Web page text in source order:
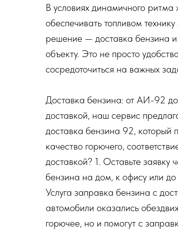
В условиях динамичного ритма
обеспечивать топливом
решение — доставка бензина
объекту. Это не просто
сосредоточиться на важных
Доставка бензина: от АИ-92
доставкой, наш сервис
доставка бензина 92, который
качество горючего,
доставкой? 1. Оставьте
бензина на дом, к офису или
Услуга заправка бензина с
автомобили оказались
горючее, но и помогут с